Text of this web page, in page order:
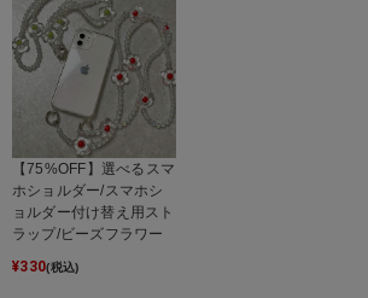
【75%OFF】選べるスマ
ホショルダー/スマホシ
ョルダー付け替え用スト
ラップ/ビーズフラワー
¥330(税込)